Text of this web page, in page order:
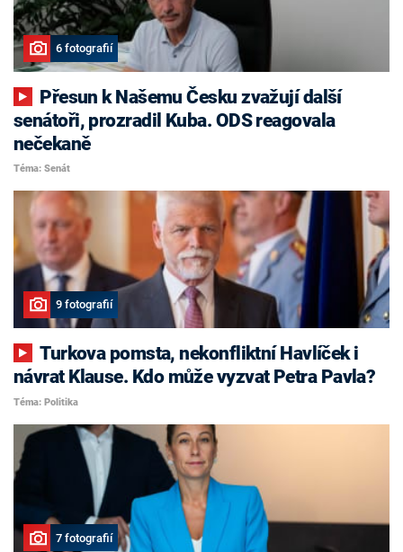
6 fotografií
senátoři, prozradil Kuba. ODS reagovala
nečekaně
Téma: Senát
9 fotografií
Turkova pomsta, nekonfliktní Havlíček i
návrat Klause. Kdo může vyzvat Petra Pavla?
Téma: Politika
7 fotografií